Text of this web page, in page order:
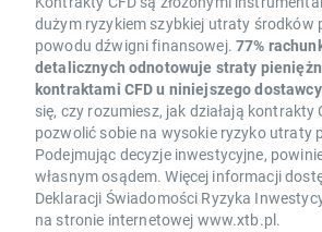
dużym ryzykiem szybkiej utraty środków
powodu dźwigni finansowej. 77%
detalicznych odnotowuje straty
kontraktami CFD u niniejszego dostawcy
się, czy rozumiesz, jak działają kontrakty
pozwolić sobie na wysokie ryzyko utraty
Podejmując decyzje inwestycyjne,
własnym osądem. Więcej informacji
Deklaracji Świadomości Ryzyka
na stronie internetowej www.xtb.pl.